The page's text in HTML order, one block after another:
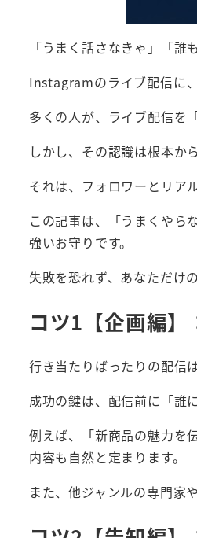
「うまく話さなきゃ」「誰
Instagramのライブ配信に
多くの人が、ライブ配信を
しかし、その認識は根本か
それは、フォロワーとリア
この記事は、「うまくやら
強いお守りです。
失敗を恐れず、あなただけ
コツ1【企画編
行き当たりばったりの配信
成功の鍵は、配信前に「誰
例えば、「新商品の魅力を
内容も自然と定まります。
また、他ジャンルの専門家